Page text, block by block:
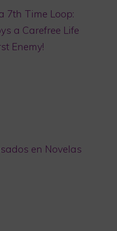
7th Time Loop:
a Carefree Life
Enemy!
en Novelas